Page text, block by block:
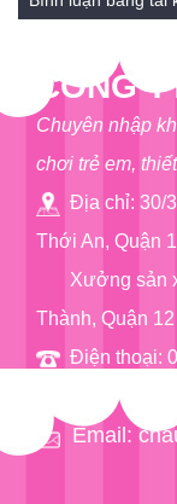
CÔNG
Chuyên nhập
chơi trẻ em,
Địa chỉ: 30/
Thới An, Quận
Xưởng sản
Thành, Quận 12
Điện thoại:
Email: